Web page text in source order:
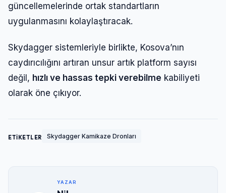
güncellemelerinde ortak standartların
uygulanmasını kolaylaştıracak.
Skydagger sistemleriyle birlikte, Kosova’nın
caydırıcılığını artıran unsur artık platform sayısı
değil, hızlı ve hassas tepki verebilme kabiliyeti
olarak öne çıkıyor.
ETİKETLER Skydagger Kamikaze Dronları
YAZAR